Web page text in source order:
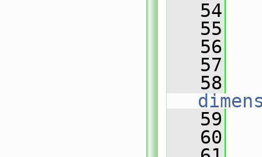
   54
   55
   56
   57
   58
   59
   60